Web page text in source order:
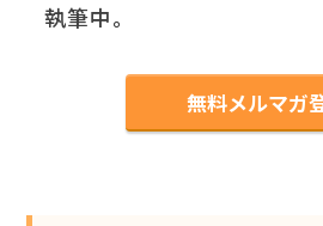
執筆中。
無料メルマガ